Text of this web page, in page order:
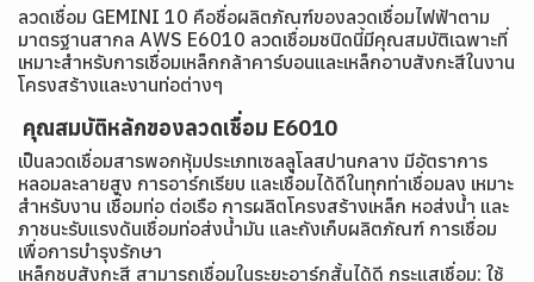
ลวดเชื่อม GEMINI 10 คือชื่อผลิตภัณฑ์ของลวดเชื่อมไฟฟ้าตาม
มาตรฐานสากล AWS E6010 ลวดเชื่อมชนิดนี้มีคุณสมบัติเฉพาะที่
เหมาะสำหรับการเชื่อมเหล็กกล้าคาร์บอนและเหล็กอาบสังกะสีในงาน
โครงสร้างและงานท่อต่างๆ
คุณสมบัติหลักของลวดเชื่อม E6010
เป็นลวดเชื่อมสารพอกหุ้มประเภทเซลลูโลสปานกลาง มีอัตราการ
หลอมละลายสูง การอาร์กเรียบ และเชื่อมได้ดีในทุกท่าเชื่อมลง เหมาะ
สำหรับงาน เชื่อมท่อ ต่อเรือ การผลิตโครงสร้างเหล็ก หอส่งน้ำ และ
ภาชนะรับแรงดันเชื่อมท่อส่งน้ำมัน และถังเก็บผลิตภัณฑ์ การเชื่อม
เพื่อการบำรุงรักษา
เหล็กชุบสังกะสี สามารถเชื่อมในระยะอาร์กสั้นได้ดี กระแสเชื่อม: ใช้